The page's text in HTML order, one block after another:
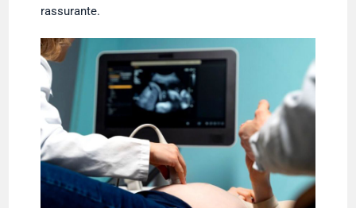
rassurante.